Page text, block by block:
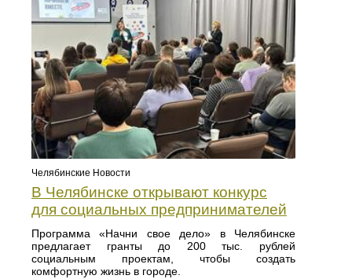
Челябинские Новости
В Челябинске открывают конкурс
для социальных предпринимателей
Программа «Начни свое дело» в Челябинске
предлагает гранты до 200 тыс. рублей
социальным проектам, чтобы создать
комфортную жизнь в городе.